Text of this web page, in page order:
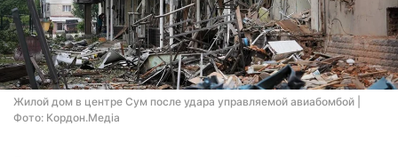
Жилой дом в центре Сум после удара управляемой авиабомбой |
Фото: Кордон.Медіа